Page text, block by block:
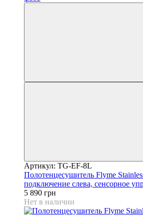
Артикул: TG-EF-8L
Полотенцесушитель Flyme
подключение слева, сенсорное
5 890 грн
Нет в наличии